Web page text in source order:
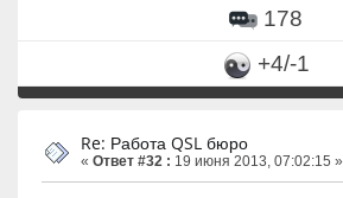
178
+4/-1
Re: Работа QSL бюро
« Ответ #32 : 19 июня 2013, 07:02:15 »